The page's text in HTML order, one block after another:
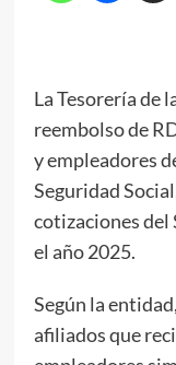
La Tesorería de
reembolso de
y empleadores
Seguridad
cotizaciones del
el año 2025.
Según la
afiliados que